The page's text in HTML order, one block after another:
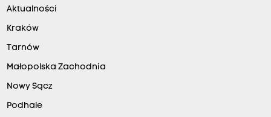
Aktualności
Kraków
Tarnów
Małopolska Zachodnia
Nowy Sącz
Podhale